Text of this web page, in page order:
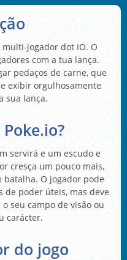
jogador dot IO. O
com a tua lança.
pedaços de carne, que
exibir orgulhosamente
sua lança.
servirá e um escudo e
cresça um pouco mais,
batalha. O jogador pode
de poder úteis, mas deve
seu campo de visão ou
carácter.
do jogo